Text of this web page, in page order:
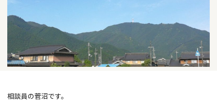
相談員の菅沼です。